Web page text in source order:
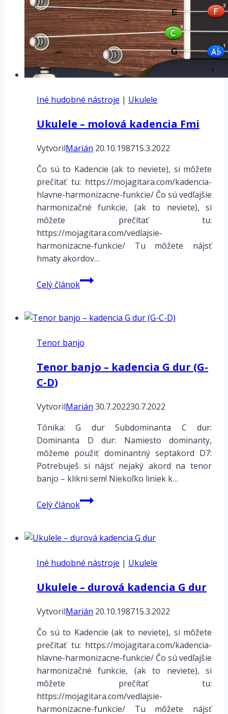
(ladenie
G-
C-
E-
A)
Iné hudobné nástroje | Ukulele
Ukulele – molová kadencia Fmi
VytvorilMarián 20.10.198715.3.2022
Čo sú to Kadencie (ak to neviete), si môžete
prečítať tu: https://mojagitara.com/kadencia-
hlavne-harmonizacne-funkcie/ Čo sú vedľajšie
harmonizačné funkcie, (ak to neviete), si
môžete prečítať tu:
https://mojagitara.com/vedlajsie-
harmonizacne-funkcie/ Tu môžete nájsť
hmaty akordov…
Celý článokUkulele
–
kadencia
Tenor banjo
Tenor banjo – kadencia G dur (G-
C-D)
VytvorilMarián 30.7.202230.7.2022
Tónika: G dur Subdominanta C dur:
Dominanta D dur: Namiesto dominanty,
môžeme použiť dominantný septakord D7:
Potrebuješ si nájsť nejaký akord na tenor
banjo – klikni sem! Niekoľko liniek k…
Celý článokTenor
banjo
kadencia
dur
C-
Iné hudobné nástroje | Ukulele
Ukulele – durová kadencia G dur
VytvorilMarián 20.10.198715.3.2022
Čo sú to Kadencie (ak to neviete), si môžete
prečítať tu: https://mojagitara.com/kadencia-
hlavne-harmonizacne-funkcie/ Čo sú vedľajšie
harmonizačné funkcie, (ak to neviete), si
môžete prečítať tu:
https://mojagitara.com/vedlajsie-
harmonizacne-funkcie/ Tu môžete nájsť